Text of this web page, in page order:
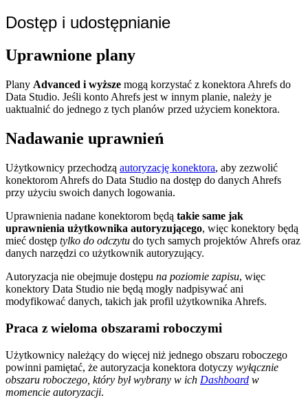
Dostęp i udostępnianie
Uprawnione plany
Plany Advanced i wyższe mogą korzystać z konektora Ahrefs do
Data Studio. Jeśli konto Ahrefs jest w innym planie, należy je
uaktualnić do jednego z tych planów przed użyciem konektora.
Nadawanie uprawnień
Użytkownicy przechodzą autoryzację konektora, aby zezwolić
konektorom Ahrefs do Data Studio na dostęp do danych Ahrefs
przy użyciu swoich danych logowania.
Uprawnienia nadane konektorom będą takie same jak
uprawnienia użytkownika autoryzującego, więc konektory będą
mieć dostęp tylko do odczytu do tych samych projektów Ahrefs oraz
danych narzędzi co użytkownik autoryzujący.
Autoryzacja nie obejmuje dostępu na poziomie zapisu, więc
konektory Data Studio nie będą mogły nadpisywać ani
modyfikować danych, takich jak profil użytkownika Ahrefs.
Praca z wieloma obszarami roboczymi
Użytkownicy należący do więcej niż jednego obszaru roboczego
powinni pamiętać, że autoryzacja konektora dotyczy wyłącznie
obszaru roboczego, który był wybrany w ich Dashboard w
momencie autoryzacji.